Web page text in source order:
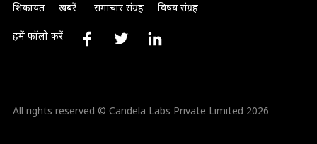
शिकायत
खबरें समाचार संग्रह विषय संग्रह
हमें फॉलो करें
All rights reserved © Candela Labs Private Limited 2026